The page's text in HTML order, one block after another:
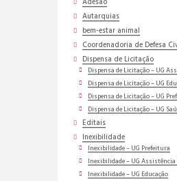
Adesão
Autarquias
bem-estar animal
Coordenadoria de Defesa
Dispensa de Licitação
Dispensa de Licitação – UG
Dispensa de Licitação – UG
Dispensa de Licitação – UG
Dispensa de Licitação – UG
Editais
Inexibilidade
Inexibilidade – UG Prefeitura
Inexibilidade – UG Assistência
Inexibilidade – UG Educação